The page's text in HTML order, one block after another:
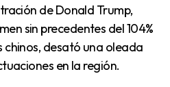
de Donald Trump,
sin precedentes del 104%
desató una oleada
en la región.